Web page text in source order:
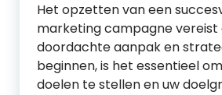
Het opzetten van een
marketing campagne vereist
doordachte aanpak en
beginnen, is het essentieel
doelen te stellen en uw